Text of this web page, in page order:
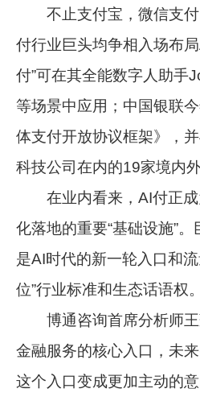
不止支付宝，微信支付
付行业巨头均争相入场布
付”可在其全能数字人助手
等场景中应用；中国银联
体支付开放协议框架》，
科技公司在内的19家境内
在业内看来，AI付正成
化落地的重要“基础设施”
是AI时代的新一轮入口和
位”行业标准和生态话语权。
博通咨询首席分析师王
金融服务的核心入口，未
这个入口变成更加主动的